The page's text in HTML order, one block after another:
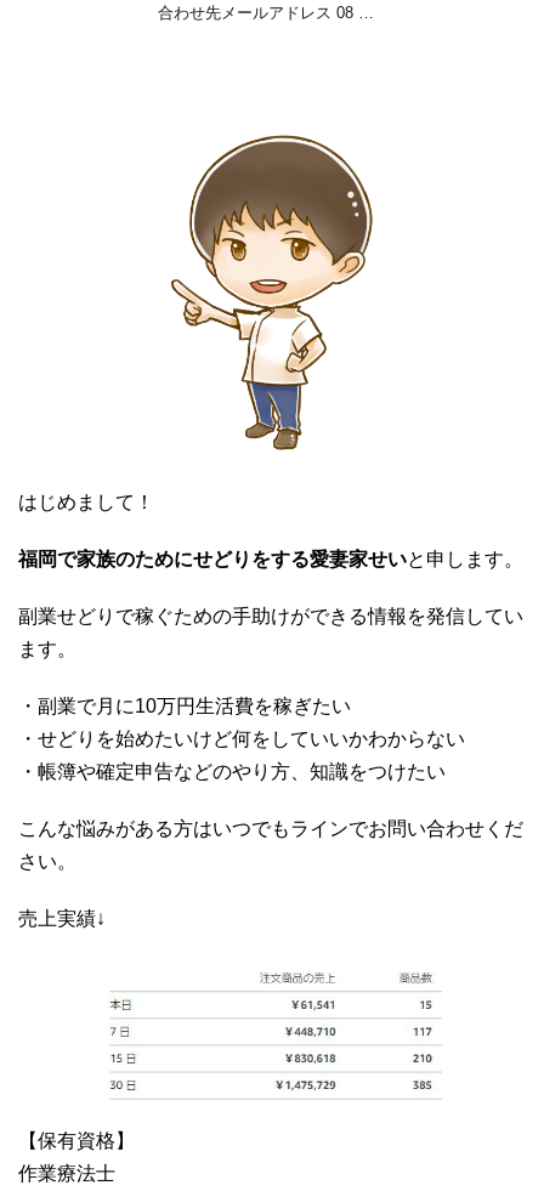
合わせ先メールアドレス 08 …
はじめまして！
福岡で家族のためにせどりをする愛妻家せいと申します。
副業せどりで稼ぐための手助けができる情報を発信してい
ます。
・副業で月に10万円生活費を稼ぎたい
・せどりを始めたいけど何をしていいかわからない
・帳簿や確定申告などのやり方、知識をつけたい
こんな悩みがある方はいつでもラインでお問い合わせくだ
さい。
売上実績↓
【保有資格】
作業療法士